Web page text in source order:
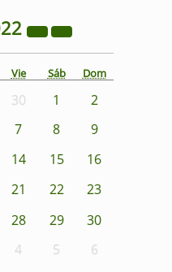
Vie Sáb Dom
30 1
2
7 8
9
14 15
16
21 22
23
28 29
30
4 5 6